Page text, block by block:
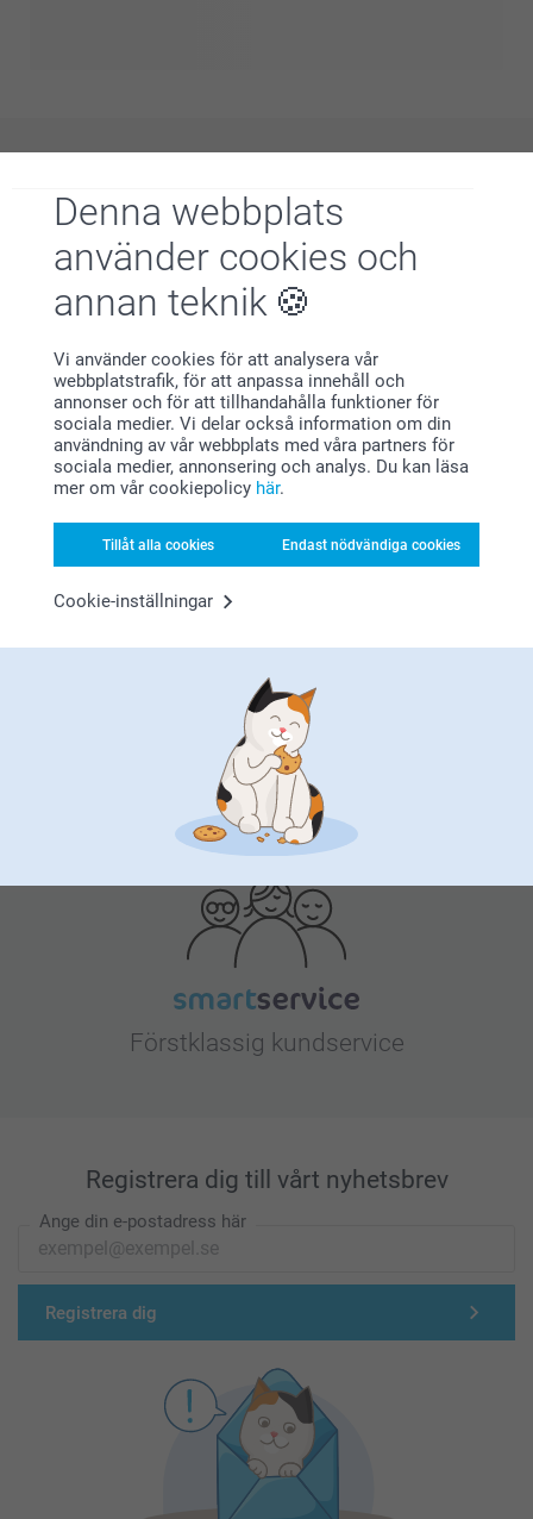
Denna webbplats
använder cookies och
annan teknik
Vi använder cookies för att analysera vår
webbplatstrafik, för att anpassa innehåll och
annonser och för att tillhandahålla funktioner för
sociala medier. Vi delar också information om din
användning av vår webbplats med våra partners för
sociala medier, annonsering och analys. Du kan läsa
mer om vår cookiepolicy här.
Tillåt alla cookies Endast nödvändiga cookies
Cookie-inställningar
Varförsmartphoto
Nöjd kundgaranti
Letar du efter inspiration?
Förstklassig kundservice
Registrera dig till vårt nyhetsbrev
Ange din e-postadress här
Registrera dig